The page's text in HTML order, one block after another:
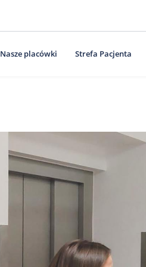
Nasze placówki Strefa Pacjenta